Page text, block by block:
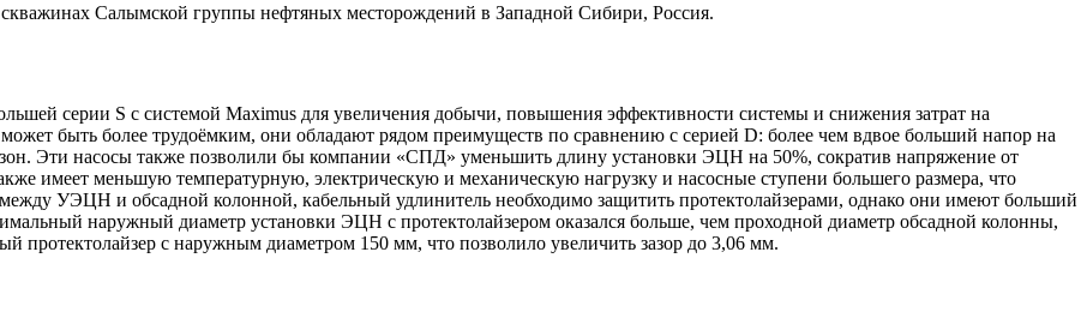
Салымской группы нефтяных месторождений в Западной Сибири, Россия.
серии S с системой Maximus для увеличения добычи, повышения эффективности системы и снижения затрат на
быть более трудоёмким, они обладают рядом преимуществ по сравнению с серией D: более чем вдвое больший напор на
Эти насосы также позволили бы компании «СПД» уменьшить длину установки ЭЦН на 50%, сократив напряжение от
имеет меньшую температурную, электрическую и механическую нагрузку и насосные ступени большего размера, что
между УЭЦН и обсадной колонной, кабельный удлинитель необходимо защитить протектолайзерами, однако они имеют больший
наружный диаметр установки ЭЦН с протектолайзером оказался больше, чем проходной диаметр обсадной колонны,
протектолайзер с наружным диаметром 150 мм, что позволило увеличить зазор до 3,06 мм.